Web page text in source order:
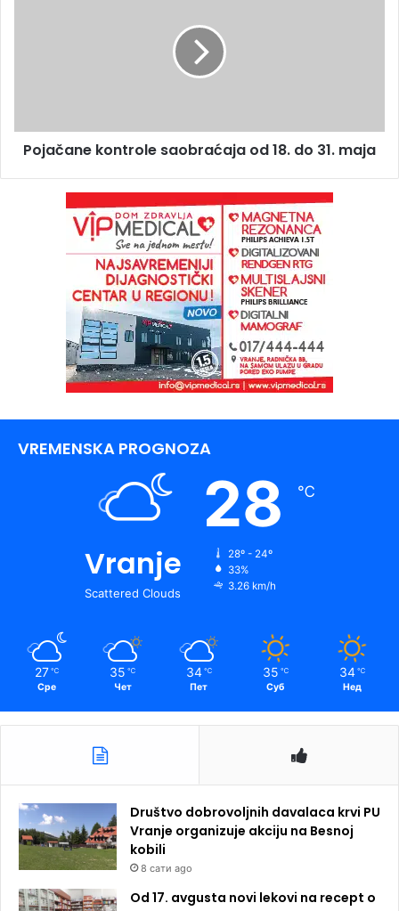
Pojačane kontrole saobraćaja od 18. do 31. maja
VREMENSKA PROGNOZA
Vranje
Scattered Clouds
28 ℃
28º - 24º
33%
3.26 km/h
27 ℃
Сре
35 ℃
Чет
34 ℃
Пет
35 ℃
Суб
34 ℃
Нед
Društvo dobrovoljnih davalaca krvi PU
Vranje organizuje akciju na Besnoj
kobili
8 сати ago
Od 17. avgusta novi lekovi na recept o